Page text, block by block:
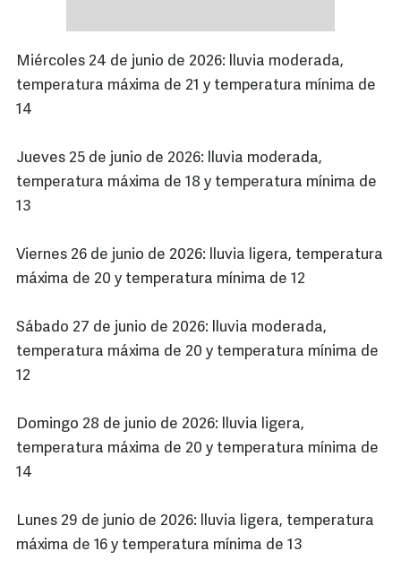
Miércoles 24 de junio de 2026: lluvia moderada,
temperatura máxima de 21 y temperatura mínima de
14
Jueves 25 de junio de 2026: lluvia moderada,
temperatura máxima de 18 y temperatura mínima de
13
Viernes 26 de junio de 2026: lluvia ligera, temperatura
máxima de 20 y temperatura mínima de 12
Sábado 27 de junio de 2026: lluvia moderada,
temperatura máxima de 20 y temperatura mínima de
12
Domingo 28 de junio de 2026: lluvia ligera,
temperatura máxima de 20 y temperatura mínima de
14
Lunes 29 de junio de 2026: lluvia ligera, temperatura
máxima de 16 y temperatura mínima de 13